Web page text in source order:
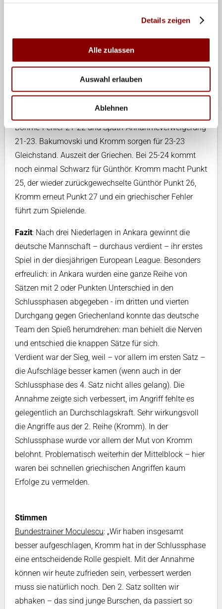
Details zeigen
Alle zulassen
Auswahl erlauben
Ablehnen
technischen Auszeit ausgeglichen, Bakumovski und
Aufschlagfehler. Bei 21-20 Führung Angriffsfehler
Bakumovski, Auszeit von Moculescu folgt. Nach
Böhme-Fehler 21-22 und Späth-Annahmeverweigerung
21-23. Bakumovski und Kromm sorgen für 23-23
Gleichstand. Auszeit der Griechen. Bei 25-24 kommt
noch einmal Schwarz für Günthör. Kromm macht Punkt
25, der wieder zurückgewechselte Günthör Punkt 26,
Kromm erneut Punkt 27 und ein griechischer Fehler
führt zum Spielende.
Fazit: Nach drei Niederlagen in Ankara gewinnt die
deutsche Mannschaft – durchaus verdient – ihr erstes
Spiel in der diesjährigen European League. Besonders
erfreulich: in Ankara wurden eine ganze Reihe von
Sätzen mit 2 oder Punkten Unterschied in den
Schlussphasen abgegeben - im dritten und vierten
Durchgang gegen Griechenland konnte das deutsche
Team den Spieß herumdrehen: man behielt die Nerven
und entschied die knappen Sätze für sich.
Verdient war der Sieg, weil – vor allem im ersten Satz –
die Aufschläge besser kamen (wenn auch in der
Schlussphase des 4. Satz nicht alles gelang). Die
Annahme zeigte sich verbessert, im Angriff fehlte es
gelegentlich an Durchschlagskraft. Sehr wirkungsvoll
die Angriffe aus der 2. Reihe (Kromm). In der
Schlussphase wurde vor allem der Mut von Kromm
belohnt. Problematisch weiterhin der Mittelblock – hier
waren bei schnellen griechischen Angriffen kaum
Erfolge zu vermelden.
Stimmen
Bundestrainer Moculescu: „Wir haben insgesamt
besser aufgeschlagen, Kromm hat in der Schlussphase
eine entscheidende Rolle gespielt. Mit der Annahme
können wir heute zufrieden sein, verbessert werden
muss sie natürlich noch. Den 2. Satz sollten wir
abhaken – das sind junge Burschen, da passiert so